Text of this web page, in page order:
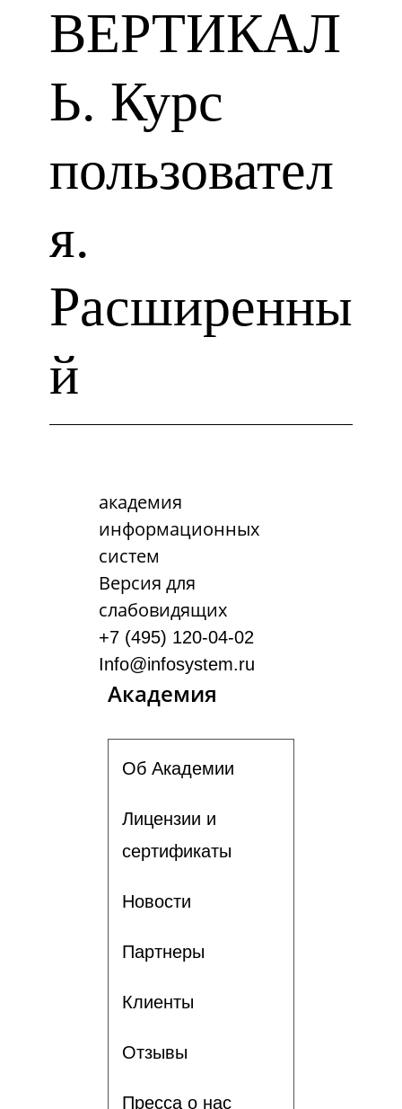
ВЕРТИКАЛ
Ь. Курс
пользовател
я.
Расширенны
й
академия
информационных
систем
Версия для
слабовидящих
+7 (495) 120-04-02
Info@infosystem.ru
Академия
Об Академии
Лицензии и
сертификаты
Новости
Партнеры
Клиенты
Отзывы
Пресса о нас